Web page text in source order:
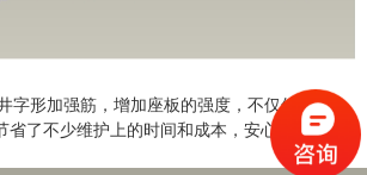
字形加强筋，增加座板的强度，不仅使用寿命
省了不少维护上的时间和成本，安心又靠谱。